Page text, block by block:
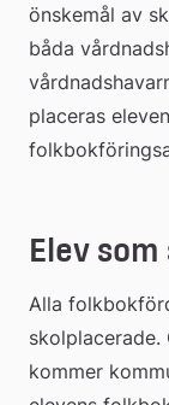
önskemål av
båda
placeras
Elev
Alla
skolplacerade.
kommer